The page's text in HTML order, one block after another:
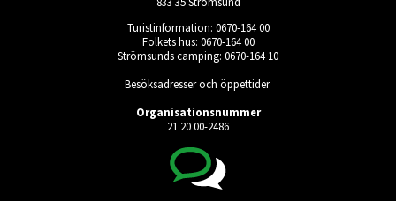
Turistinformation: 0670-164 00
Folkets hus: 0670-164 00
Strömsunds camping: 0670-164 10
Besöksadresser och öppettider
Organisationsnummer
21 20 00-2486